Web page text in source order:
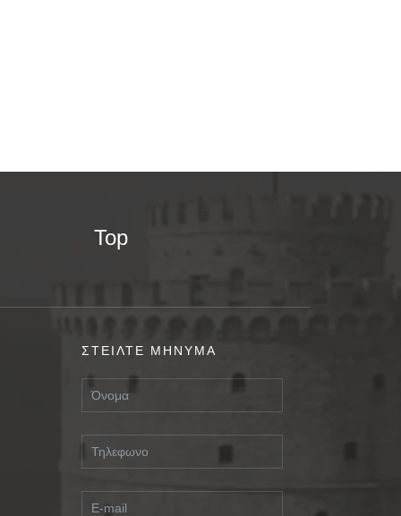
Top
ΣΤΕΙΛΤΕ ΜΗΝΥΜΑ